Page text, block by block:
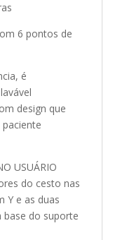
6 pontos de
é
design que
USUÁRIO
do cesto nas
Y e as duas
do suporte